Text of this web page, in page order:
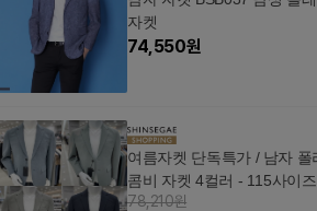
자켓
74,550원
여름자켓 단독특가 / 남자
콤비 자켓 4컬러 - 115사이
78,210원